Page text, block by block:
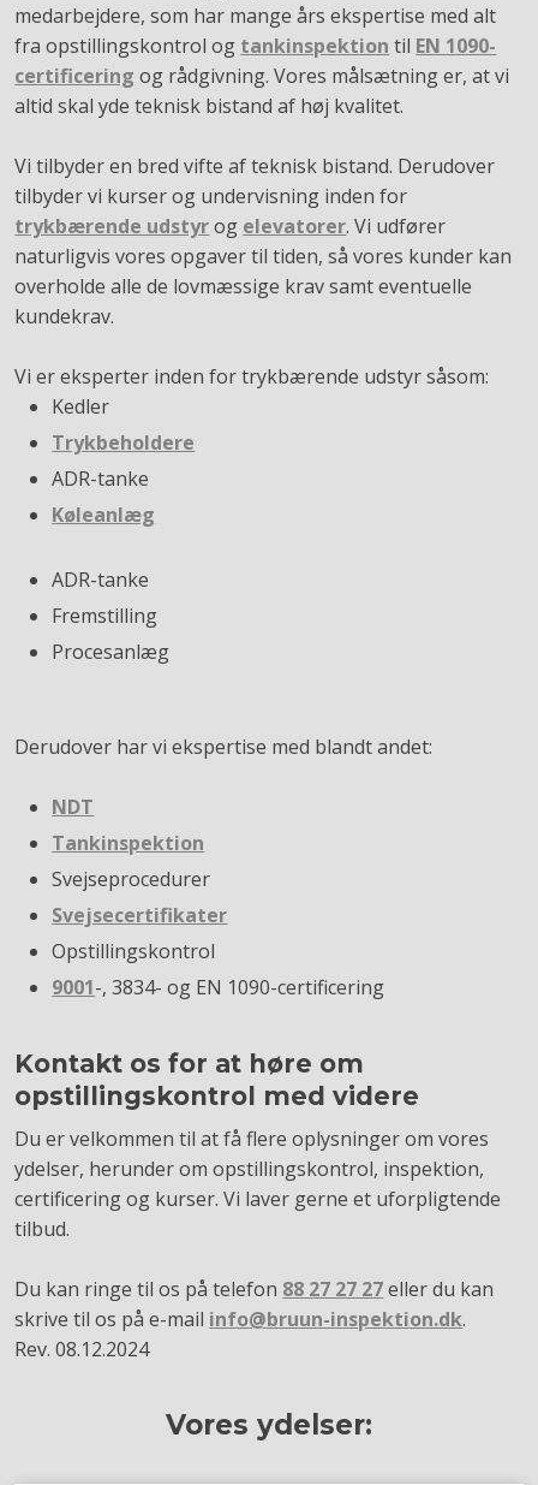
medarbejdere, som har mange års ekspertise med alt
fra opstillingskontrol og tankinspektion til EN 1090-
certificering og rådgivning. Vores målsætning er, at vi
altid skal yde teknisk bistand af høj kvalitet.
Vi tilbyder en bred vifte af teknisk bistand. Derudover
tilbyder vi kurser og undervisning inden for
trykbærende udstyrog elevatorer. Vi udfører
naturligvis vores opgaver til tiden, så vores kunder kan
overholde alle de lovmæssige krav samt eventuelle
kundekrav.
Vi er eksperter inden for trykbærende udstyr såsom:
Kedler
Trykbeholdere
ADR-tanke
Køleanlæg
ADR-tanke
Fremstilling
Procesanlæg
Derudover har vi ekspertise med blandt andet:
NDT
Tankinspektion
Svejseprocedurer
Svejsecertifikater
Opstillingskontrol
9001-, 3834- og EN 1090-certificering
Kontakt os for at høre om
opstillingskontrol med videre
Du er velkommen til at få flere oplysninger om vores
ydelser, herunder om opstillingskontrol, inspektion,
certificering og kurser. Vi laver gerne et uforpligtende
tilbud.
Du kan ringe til os på telefon 88 27 27 27eller du kan
skrive til os på e-mail info@bruun-inspektion.dk.​
Rev. 08.12.2024
Vores ydelser​: